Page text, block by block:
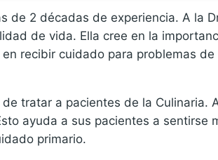
de 2 décadas de experiencia. A la
de vida. Ella cree en la
recibir cuidado para problemas
tratar a pacientes de la Culinaria.
ayuda a sus pacientes a sentirse
primario.